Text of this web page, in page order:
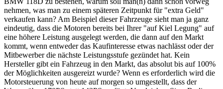
nehmen, was man zu einem späteren Zeitpunkt für "extra Geld"
verkaufen kann? Am Beispiel dieser Fahrzeuge sieht man ja ganz
eindeutig, dass die Motoren bereits bei Ihrer "auf Kiel Legung" auf
eine höhere Leistung ausgelegt werden, die dann auf den Markt
kommt, wenn entweder das Kaufinteresse etwas nachlässt oder der
Mitbewerber die nächste Leistungsstufe gezündet hat. Kein
Hersteller gibt ein Fahrzeug in den Markt, das absolut bis auf 100%
der Möglichkeiten ausgereizt wurde? Wenn es erforderlich wird die
Motorsteuerung von heute auf morgen so umgestellt, dass der